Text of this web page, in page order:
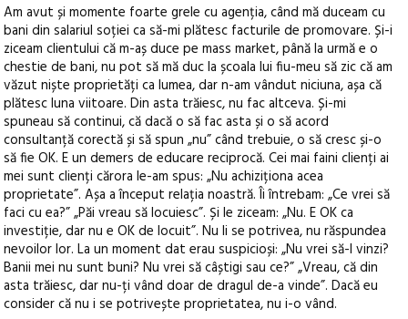
Am avut și momente foarte grele cu agenția, când mă duceam cu
bani din salariul soției ca să-mi plătesc facturile de promovare. Și-i
ziceam clientului că m-aș duce pe mass market, până la urmă e o
chestie de bani, nu pot să mă duc la școala lui fiu-meu să zic că am
văzut niște proprietăți ca lumea, dar n-am vândut niciuna, așa că
plătesc luna viitoare. Din asta trăiesc, nu fac altceva. Și-mi
spuneau să continui, că dacă o să fac asta și o să acord
consultanță corectă și să spun „nu” când trebuie, o să cresc și-o
să fie OK. E un demers de educare reciprocă. Cei mai faini clienți ai
mei sunt clienți cărora le-am spus: „Nu achiziționa acea
proprietate”. Așa a început relația noastră. Îi întrebam: „Ce vrei să
faci cu ea?” „Păi vreau să locuiesc”. Și le ziceam: „Nu. E OK ca
investiție, dar nu e OK de locuit”. Nu li se potrivea, nu răspundea
nevoilor lor. La un moment dat erau suspicioși: „Nu vrei să-l vinzi?
Banii mei nu sunt buni? Nu vrei să câștigi sau ce?” „Vreau, că din
asta trăiesc, dar nu-ți vând doar de dragul de-a vinde”. Dacă eu
consider că nu i se potrivește proprietatea, nu i-o vând.